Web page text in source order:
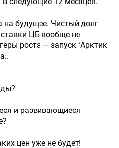
на будущее. Чистый долг
ЦБ вообще не
роста — запуск “Арктик
и развивающиеся
цен уже не будет!